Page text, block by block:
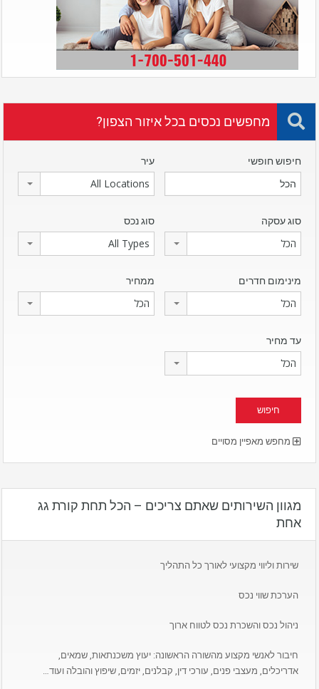
מחפשים נכסים בכל איזור הצפון?
חיפוש חופשי עיר
All Locations
סוג עסקה
הכל
סוג נכס
All Types
מינימום חדרים
הכל
ממחיר
הכל
עד מחיר
הכל
מחפש מאפיין מסויים
מגוון השירותים שאתם צריכים – הכל תחת קורת גג
אחת
שירות וליווי מקצועי לאורך כל התהליך
הערכת שווי נכס
ניהול נכס והשכרת נכס לטווח ארוך
חיבור לאנשי מקצוע מהשורה הראשונה: יעוץ משכנתאות, שמאים,
אדריכלים, מעצבי פנים, עורכי דין, קבלנים, יזמים, שיפוץ והובלה ועוד…